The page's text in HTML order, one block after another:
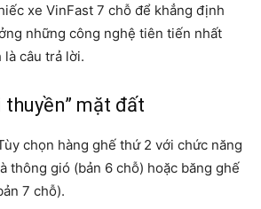
xe VinFast 7 chỗ để khẳng định
những công nghệ tiên tiến nhất
câu trả lời.
thuyền” mặt đất
chọn hàng ghế thứ 2 với chức năng
thông gió (bản 6 chỗ) hoặc băng ghế
7 chỗ).